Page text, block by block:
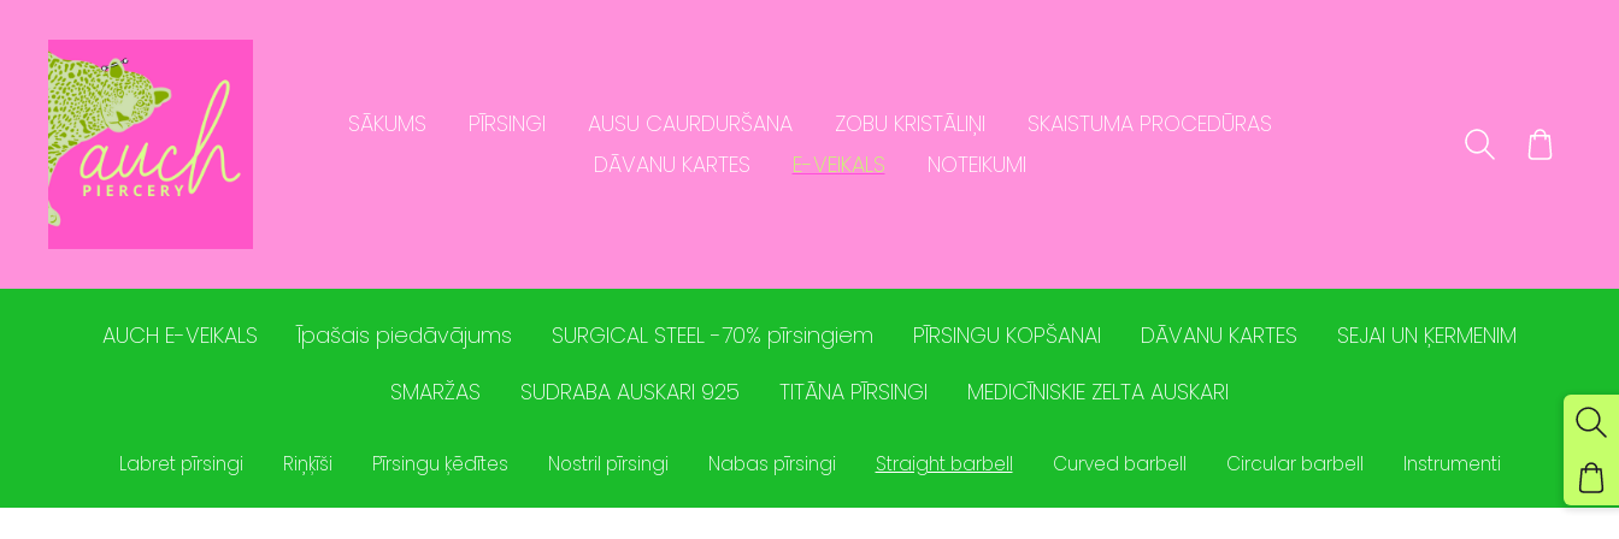
SĀKUMS PĪRSINGI AUSU CAURDURŠANA ZOBU KRISTĀLIŅI
SKAISTUMA PROCEDŪRAS
DĀVANU KARTES
E-VEIKALS NOTEIKUMI
AUCH E-VEIKALS Īpašais piedāvājums SURGICAL STEEL -70% pīrsingiem PĪRSINGU KOPŠANAI DĀVANU KARTES
SEJAI UN ĶERMENIM
SMARŽAS
SUDRABA AUSKARI 925 TITĀNA PĪRSINGI MEDICĪNISKIE ZELTA AUSKARI
Labret pīrsingi Riņķīši Pīrsingu ķēdītes Nostril pīrsingi Nabas pīrsingi Straight barbell Curved barbell Circular barbell Instrumenti